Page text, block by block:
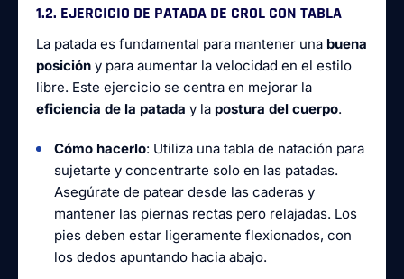
1.2. EJERCICIO DE PATADA DE CROL CON TABLA
La patada es fundamental para mantener una buena
posición y para aumentar la velocidad en el estilo
libre. Este ejercicio se centra en mejorar la
eficiencia de la patada y la postura del cuerpo.
Cómo hacerlo: Utiliza una tabla de natación para
sujetarte y concentrarte solo en las patadas.
Asegúrate de patear desde las caderas y
mantener las piernas rectas pero relajadas. Los
pies deben estar ligeramente flexionados, con
los dedos apuntando hacia abajo.